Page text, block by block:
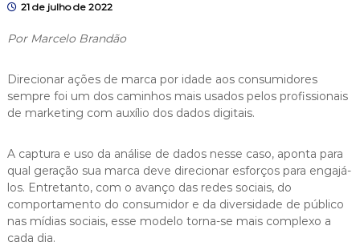
21 de julho de 2022
Por Marcelo Brandão
Direcionar ações de marca por idade aos consumidores
sempre foi um dos caminhos mais usados pelos profissionais
de marketing com auxílio dos dados digitais.
A captura e uso da análise de dados nesse caso, aponta para
qual geração sua marca deve direcionar esforços para engajá-
los. Entretanto, com o avanço das redes sociais, do
comportamento do consumidor e da diversidade de público
nas mídias sociais, esse modelo torna-se mais complexo a
cada dia.